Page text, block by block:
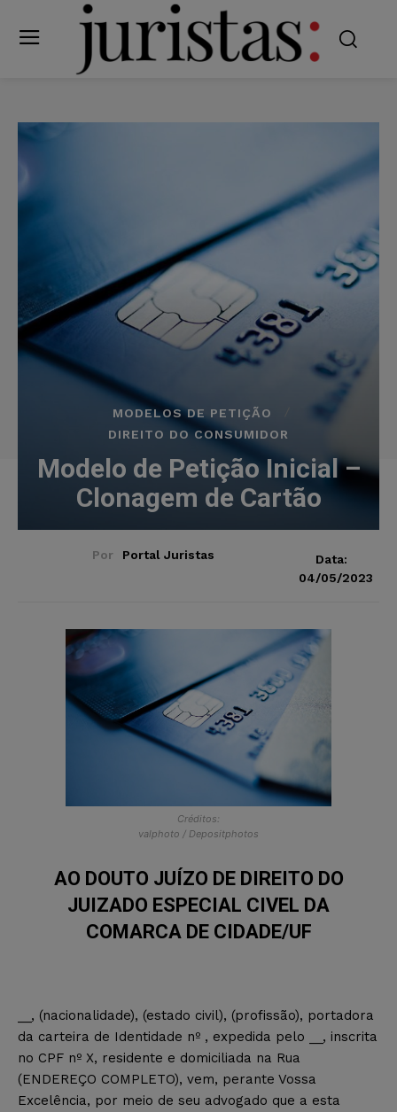
MODELOS DE PETIÇÃO
DIREITO DO CONSUMIDOR
Modelo de Petição Inicial –
Clonagem de Cartão
Por Portal Juristas
Data:
04/05/2023
Créditos:
valphoto / Depositphotos
AO DOUTO JUÍZO DE DIREITO DO
JUIZADO ESPECIAL CIVEL DA
COMARCA DE CIDADE/UF
__, (nacionalidade), (estado civil), (profissão), portadora
da carteira de Identidade nº , expedida pelo __, inscrita
no CPF nº X, residente e domiciliada na Rua
(ENDEREÇO COMPLETO), vem, perante Vossa
Excelência, por meio de seu advogado que a esta